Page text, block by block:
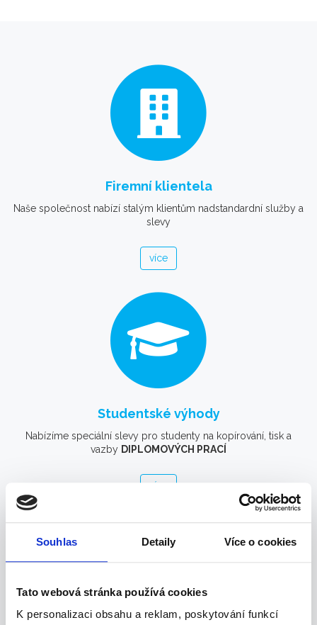
Souhlas Detaily Více o cookies
Tato webová stránka používá cookies
K personalizaci obsahu a reklam, poskytování funkcí
Firemní klientela
Naše společnost nabízí stalým klientům nadstandardní služby a
slevy
více
Studentské výhody
Nabízíme speciální slevy pro studenty na kopírování, tisk a
vazby DIPLOMOVÝCH PRACÍ
více